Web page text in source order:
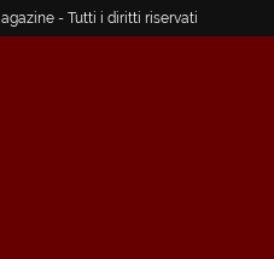
- Tutti i diritti riservati